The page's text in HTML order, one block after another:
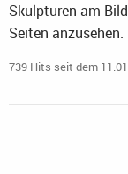
Skulpturen am
Seiten anzusehen.
739 Hits seit dem